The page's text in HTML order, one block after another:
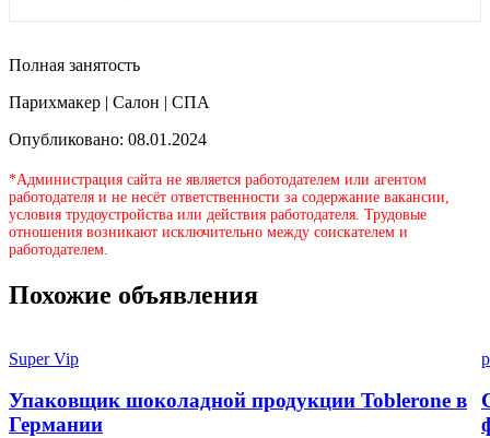
Полная занятость
Парихмакер | Салон | СПА
Опубликовано: 08.01.2024
*Администрация сайта не является работодателем или агентом
работодателя и не несёт ответственности за содержание вакансии,
условия трудоустройства или действия работодателя. Трудовые
отношения возникают исключительно между соискателем и
работодателем.
Похожие объявления
Super Vip
Упаковщик шоколадной продукции Toblerone в
Германии